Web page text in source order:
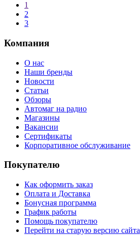
1
2
3
Компания
О нас
Наши бренды
Новости
Статьи
Обзоры
Автомаг на радио
Магазины
Вакансии
Сертификаты
Корпоративное обслуживание
Покупателю
Как оформить заказ
Оплата и Доставка
Бонусная программа
График работы
Помощь покупателю
Перейти на старую версию сайта